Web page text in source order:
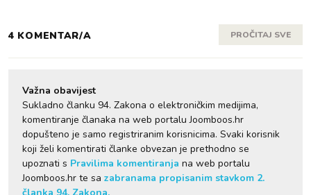
4 KOMENTAR/A PROČITAJ SVE
Važna obavijest
Sukladno članku 94. Zakona o elektroničkim medijima,
komentiranje članaka na web portalu Joomboos.hr
dopušteno je samo registriranim korisnicima. Svaki korisnik
koji želi komentirati članke obvezan je prethodno se
upoznati s Pravilima komentiranja na web portalu
Joomboos.hr te sa zabranama propisanim stavkom 2.